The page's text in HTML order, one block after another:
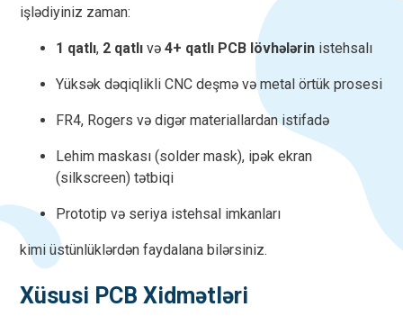
işlədiyiniz zaman:
1 qatlı, 2 qatlı və4+ qatlı PCB lövhələrin istehsalı
Yüksək dəqiqlikli CNC deşmə və metal örtük prosesi
FR4, Rogers və digər materiallardan istifadə
Lehim maskası (solder mask), ipək ekran
(silkscreen) tətbiqi
Prototip və seriya istehsal imkanları
kimi üstünlüklərdən faydalana bilərsiniz.
Xüsusi PCB Xidmətləri